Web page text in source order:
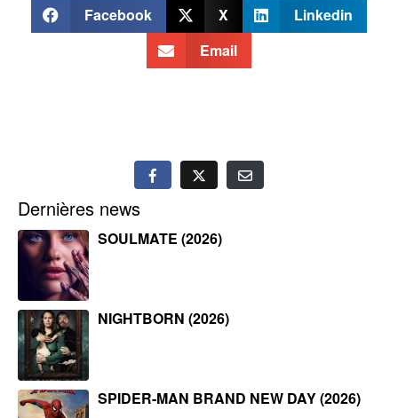
Facebook X
Linkedin
Email
Dernières news
SOULMATE (2026)
NIGHTBORN (2026)
SPIDER-MAN BRAND NEW DAY (2026)